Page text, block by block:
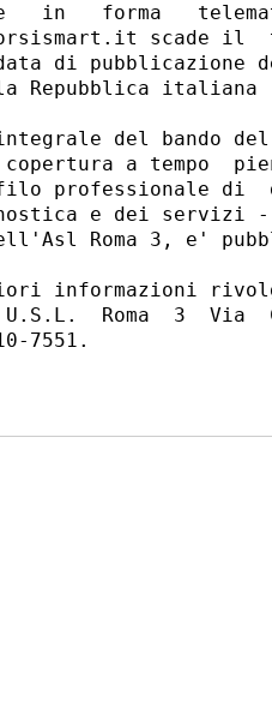
in   forma
scade il
di pubblicazione
Repubblica italiana
del bando
a tempo
professionale di
e dei servizi
Roma 3, e'
informazioni
U.S.L.  Roma  3
7551.